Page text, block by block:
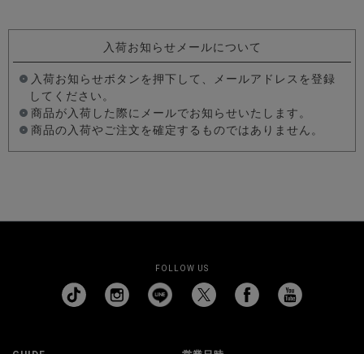
入荷お知らせメールについて
入荷お知らせボタンを押下して、メールアドレスを登録
してください。
商品が入荷した際にメールでお知らせいたします。
商品の入荷やご注文を確定するものではありません。
FOLLOW US